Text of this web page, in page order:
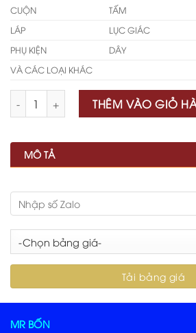
CUỘN TẤM
LÁP
LỤC GIÁC
PHỤ KIỆN
DÂY
VÀ CÁC LOẠI KHÁC
THÊM VÀO GIỎ
MÔ TẢ
MR BỐN